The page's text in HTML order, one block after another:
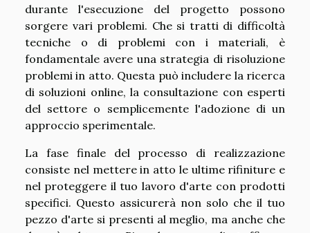
durante l'esecuzione del progetto possono
sorgere vari problemi. Che si tratti di difficoltà
tecniche o di problemi con i materiali, è
fondamentale avere una strategia di risoluzione
problemi in atto. Questa può includere la ricerca
di soluzioni online, la consultazione con esperti
del settore o semplicemente l'adozione di un
approccio sperimentale.
La fase finale del processo di realizzazione
consiste nel mettere in atto le ultime rifiniture e
nel proteggere il tuo lavoro d'arte con prodotti
specifici. Questo assicurerà non solo che il tuo
pezzo d'arte si presenti al meglio, ma anche che